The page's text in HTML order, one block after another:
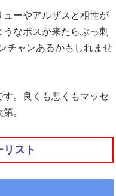
ーやアルザスと相性が
なボスが来たらぶっ刺
チャンあるかもしれませ
。良くも悪くもマッセ
。
スト